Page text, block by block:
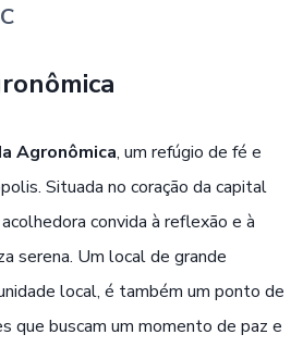
Agronômica, um refúgio de fé e
Situada no coração da capital
convida à reflexão e à
serena. Um local de grande
local, é também um ponto de
que buscam um momento de paz e